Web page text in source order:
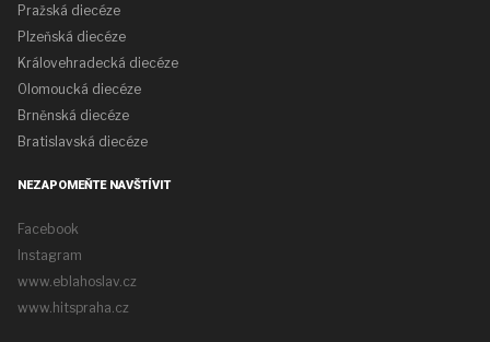
Pražská diecéze
Plzeňská diecéze
Královehradecká diecéze
Olomoucká diecéze
Brněnská diecéze
Bratislavská diecéze
NEZAPOMEŇTE NAVŠTÍVIT
Facebook
Instagram
www.eblahoslav.cz
www.hitspraha.cz